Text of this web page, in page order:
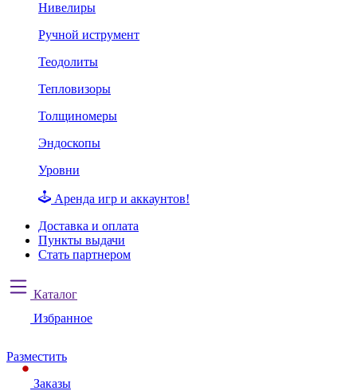
Нивелиры
Ручной иструмент
Теодолиты
Тепловизоры
Толщиномеры
Эндоскопы
Уровни
Аренда игр и аккаунтов!
Доставка и оплата
Пункты выдачи
Стать партнером
Каталог
Избранное
Разместить
Заказы